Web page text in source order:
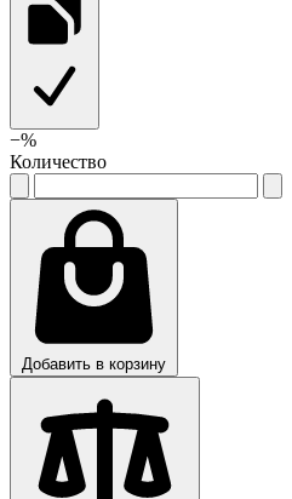
−%
Количество
Добавить в корзину